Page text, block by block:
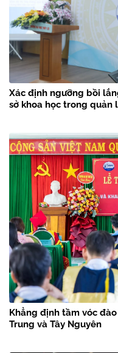
Xác định ngưỡng bồi
sở khoa học trong quản
Khẳng định tầm vóc
Trung và Tây Nguyên